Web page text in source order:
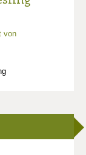
von